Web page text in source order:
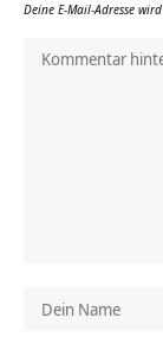
Deine E-Mail-Adresse